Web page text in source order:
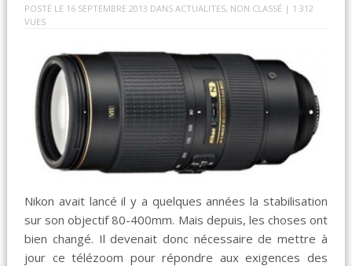
POSTÉ LE 16 SEPTEMBRE 2013 DANSACTUALITES, NON CLASSÉ | 1 312
VUES
Nikon avait lancé il y a quelques années la stabilisation
sur son objectif 80-400mm. Mais depuis, les choses ont
bien changé. Il devenait donc nécessaire de mettre à
jour ce télézoom pour répondre aux exigences des